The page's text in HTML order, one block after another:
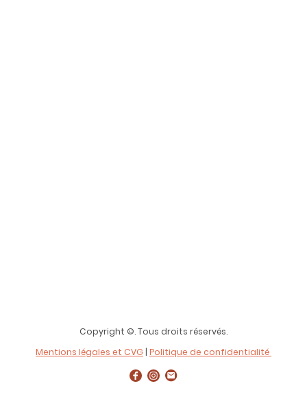
Copyright ©. Tous droits réservés.
Mentions légales et CVG | Politique de confidentialité